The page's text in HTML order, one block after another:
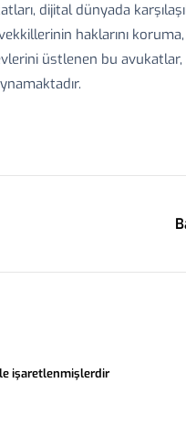
dijital dünyada
haklarını
üstlenen bu avukatlar,
işaretlenmişlerdir